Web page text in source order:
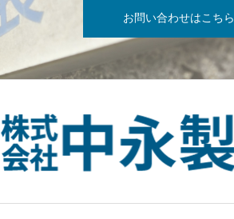
お問い合わせはこちら